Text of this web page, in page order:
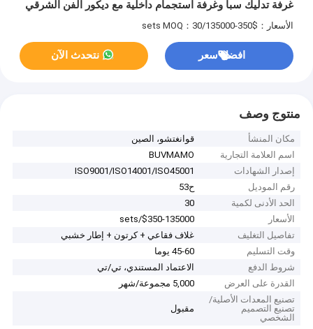
غرفة تدليك سبا وغرفة استجمام داخلية مع ديكور الفن الشرقي
المخصص
الأسعار：$350-135000/sets MOQ：30
افضل سعر نتحدث الآن
منتوج وصف
مكان المنشأ
قوانغتشو، الصين
اسم العلامة التجارية
BUVMAMO
إصدار الشهادات
ISO9001/ISO14001/ISO45001
رقم الموديل
ح53
الحد الأدنى لكمية
30
الأسعار
$350-135000/sets
تفاصيل التغليف
غلاف فقاعي + كرتون + إطار خشبي
وقت التسليم
45-60 يوما
شروط الدفع
الاعتماد المستندي، تي/تي
القدرة على العرض
5,000 مجموعة/شهر
تصنيع المعدات الأصلية/
تصنيع التصميم
الشخصي
مقبول